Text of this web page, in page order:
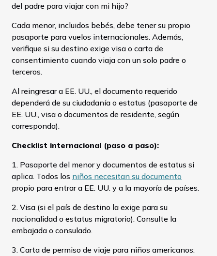
del padre para viajar con mi hijo?
Cada menor, incluidos bebés, debe tener su propio
pasaporte para vuelos internacionales. Además,
verifique si su destino exige visa o carta de
consentimiento cuando viaja con un solo padre o
terceros.
Al reingresar a EE. UU., el documento requerido
dependerá de su ciudadanía o estatus (pasaporte de
EE. UU., visa o documentos de residente, según
corresponda).
Checklist internacional (paso a paso):
1. Pasaporte del menor y documentos de estatus si
aplica. Todos los niños necesitan su documento
propio para entrar a EE. UU. y a la mayoría de países.
2. Visa (si el país de destino la exige para su
nacionalidad o estatus migratorio). Consulte la
embajada o consulado.
3. Carta de permiso de viaje para niños americanos: